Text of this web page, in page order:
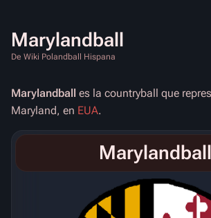
Marylandball
De Wiki Polandball Hispana
Marylandball es la countryball que
Maryland, en EUA.
Marylandball